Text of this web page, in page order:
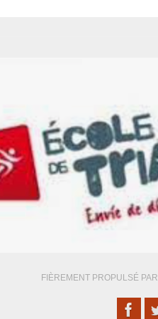
FIÈREMENT PROPULSÉ PAR